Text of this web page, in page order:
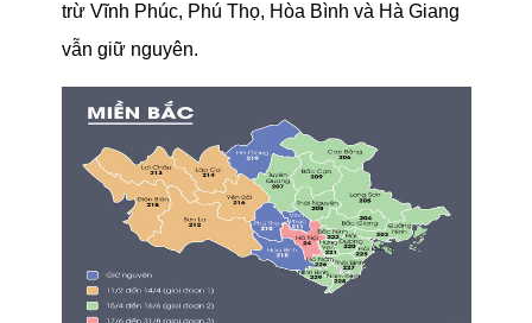
trừ Vĩnh Phúc, Phú Thọ, Hòa Bình và Hà Giang
vẫn giữ nguyên.